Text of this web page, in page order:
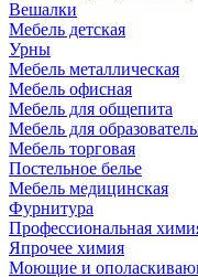
Вешалки
Мебель детская
Урны
Мебель металлическая
Мебель офисная
Мебель для общепита
Мебель для
Мебель торговая
Постельное белье
Мебель медицинская
Фурнитура
Профессиональная
Япрочее химия
Моющие и